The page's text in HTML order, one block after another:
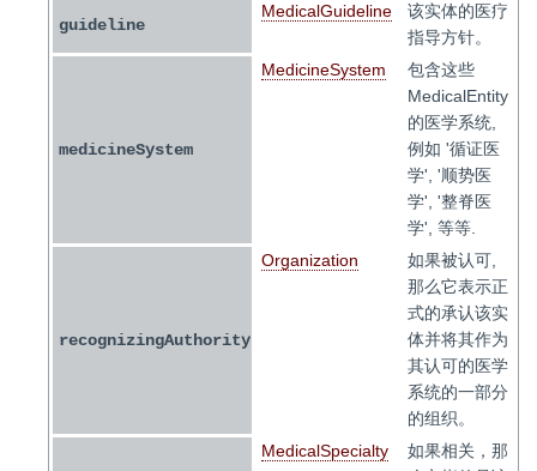
guideline
MedicalGuideline
该实体的医疗
指导方针。
medicineSystem
MedicineSystem
包含这些
MedicalEntity
的医学系统,
例如 '循证医
学', '顺势医
学', '整脊医
学', 等等.
recognizingAuthority
Organization
如果被认可,
那么它表示正
式的承认该实
体并将其作为
其认可的医学
系统的一部分
的组织。
MedicalSpecialty
如果相关，那